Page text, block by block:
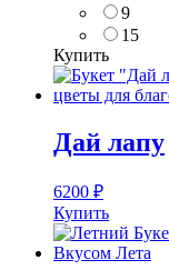
9
15
Купить
Дай лапу
6200 ₽
Купить